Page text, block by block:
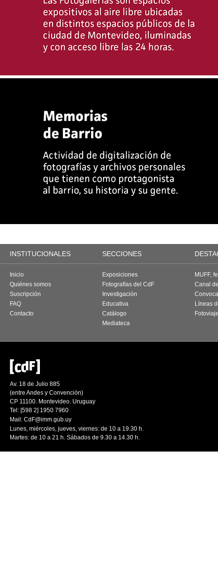
INSTITUCIONALES SECCIONES
Inicio
Quiénes somos
Suscripción
FAQ
Contacto
Exposiciones
Fotografías del CdF
Investigación
Educativa
Catálogo
Mediateca
MUFF,
Canal
Líneas
Av. 18 de Julio 885
(entre Andes y Convención)
CP 11100. Montevideo. Uruguay
Tel: [598 2] 1950 7960
Mail: CdF@imm.gub.uy
Lunes, miércoles, jueves, viernes: de 10 a 19.30 h.
Martes: de 10 a 21 h. Sábados de 9.30 a 14.30 h.